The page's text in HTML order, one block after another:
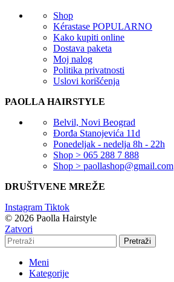
Shop
Kérastase POPULARNO
Kako kupiti online
Dostava paketa
Moj nalog
Politika privatnosti
Uslovi korišćenja
PAOLLA HAIRSTYLE
Belvil, Novi Beograd
Đorđa Stanojevića 11d
Ponedeljak - nedelja 8h - 22h
Shop > 065 288 7 888
Shop > paollashop@gmail.com
DRUŠTVENE MREŽE
Instagram Tiktok
© 2026 Paolla Hairstyle
Zatvori
Pretraži
Meni
Kategorije